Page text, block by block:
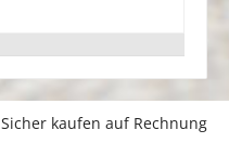
Ösen
mm.
Sicher kaufen auf Rechnung